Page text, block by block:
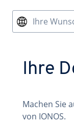
Ihre
Ihre
Machen Sie
von IONOS.